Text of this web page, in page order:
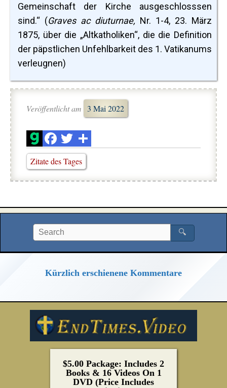
Gemeinschaft der Kirche ausgeschlosssen
sind.“ (Graves ac diuturnae, Nr. 1-4, 23. März
1875, über die „Altkatholiken“, die die Definition
der päpstlichen Unfehlbarkeit des 1. Vatikanums
verleugnen)
Veröffentlicht am 3 Mai 2022
Zitate des Tages
🔍
Kürzlich erschienene Kommentare
$5.00 Package: Includes 2
Books & 16 Videos On 1
DVD (Price Includes